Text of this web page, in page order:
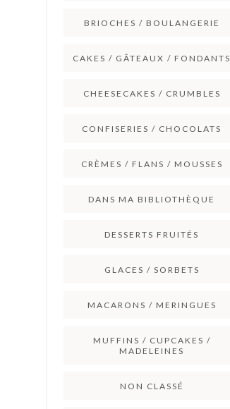
BRIOCHES / BOULANGERIE
CAKES / GÂTEAUX / FONDANTS
CHEESECAKES / CRUMBLES
CONFISERIES / CHOCOLATS
CRÈMES / FLANS / MOUSSES
DANS MA BIBLIOTHÈQUE
DESSERTS FRUITÉS
GLACES / SORBETS
MACARONS / MERINGUES
MUFFINS / CUPCAKES /
MADELEINES
NON CLASSÉ